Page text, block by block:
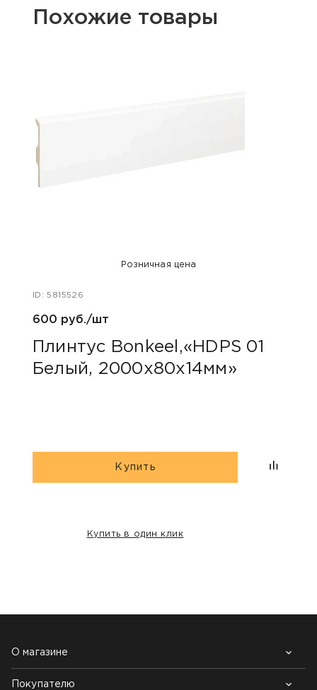
Похожие товары
Розничная цена
ID: 5815526
600 руб./шт
Плинтус Bonkeel,«HDPS 01
Белый, 2000х80х14мм»
Купить
Купить в один клик
О магазине
Почему выбирают нас
Покупателю